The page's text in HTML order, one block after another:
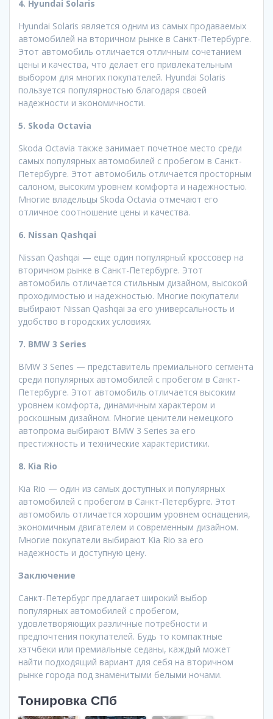
4. Hyundai Solaris
Hyundai Solaris является одним из самых продаваемых
автомобилей на вторичном рынке в Санкт-Петербурге.
Этот автомобиль отличается отличным сочетанием
цены и качества, что делает его привлекательным
выбором для многих покупателей. Hyundai Solaris
пользуется популярностью благодаря своей
надежности и экономичности.
5. Skoda Octavia
Skoda Octavia также занимает почетное место среди
самых популярных автомобилей с пробегом в Санкт-
Петербурге. Этот автомобиль отличается просторным
салоном, высоким уровнем комфорта и надежностью.
Многие владельцы Skoda Octavia отмечают его
отличное соотношение цены и качества.
6. Nissan Qashqai
Nissan Qashqai — еще один популярный кроссовер на
вторичном рынке в Санкт-Петербурге. Этот
автомобиль отличается стильным дизайном, высокой
проходимостью и надежностью. Многие покупатели
выбирают Nissan Qashqai за его универсальность и
удобство в городских условиях.
7. BMW 3 Series
BMW 3 Series — представитель премиального сегмента
среди популярных автомобилей с пробегом в Санкт-
Петербурге. Этот автомобиль отличается высоким
уровнем комфорта, динамичным характером и
роскошным дизайном. Многие ценители немецкого
автопрома выбирают BMW 3 Series за его
престижность и технические характеристики.
8. Kia Rio
Kia Rio — один из самых доступных и популярных
автомобилей с пробегом в Санкт-Петербурге. Этот
автомобиль отличается хорошим уровнем оснащения,
экономичным двигателем и современным дизайном.
Многие покупатели выбирают Kia Rio за его
надежность и доступную цену.
Заключение
Санкт-Петербург предлагает широкий выбор
популярных автомобилей с пробегом,
удовлетворяющих различные потребности и
предпочтения покупателей. Будь то компактные
хэтчбеки или премиальные седаны, каждый может
найти подходящий вариант для себя на вторичном
рынке города под знаменитыми белыми ночами.
Тонировка СПб